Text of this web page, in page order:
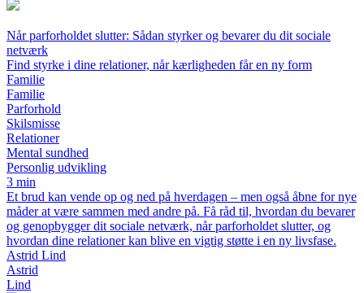
Når parforholdet slutter: Sådan styrker og bevarer du dit sociale
netværk
Find styrke i dine relationer, når kærligheden får en ny form
Familie
Familie
Parforhold
Skilsmisse
Relationer
Mental sundhed
Personlig udvikling
3 min
Et brud kan vende op og ned på hverdagen – men også åbne for nye
måder at være sammen med andre på. Få råd til, hvordan du bevarer
og genopbygger dit sociale netværk, når parforholdet slutter, og
hvordan dine relationer kan blive en vigtig støtte i en ny livsfase.
Astrid Lind
Astrid
Lind